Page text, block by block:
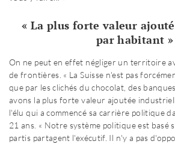
« La plus forte valeur
par habitant »
On ne peut en effet négliger un territoire
de frontières. « La Suisse n'est pas
que par les clichés du chocolat, des
avons la plus forte valeur ajoutée
l'élu qui a commencé sa carrière politique
21 ans. « Notre système politique est basé
partis partagent l'exécutif. Il n'y a pas